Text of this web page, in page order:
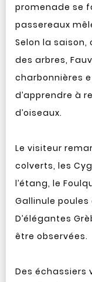
promenade se
passereaux
Selon la saison,
des arbres,
charbonnières
d’apprendre à
d’oiseaux.
Le visiteur
colverts, les
l’étang, le
Gallinule
D’élégantes
être observées.
Des échassiers